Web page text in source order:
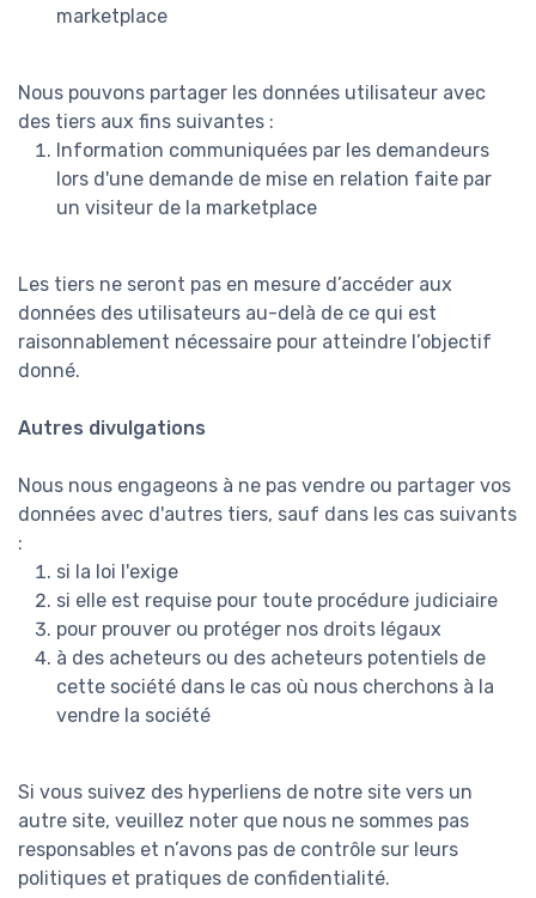
marketplace
Nous pouvons partager les données utilisateur avec
des tiers aux fins suivantes :
Information communiquées par les demandeurs
lors d'une demande de mise en relation faite par
un visiteur de la marketplace
Les tiers ne seront pas en mesure d’accéder aux
données des utilisateurs au-delà de ce qui est
raisonnablement nécessaire pour atteindre l’objectif
donné.
Autres divulgations
Nous nous engageons à ne pas vendre ou partager vos
données avec d'autres tiers, sauf dans les cas suivants
:
si la loi l'exige
si elle est requise pour toute procédure judiciaire
pour prouver ou protéger nos droits légaux
à des acheteurs ou des acheteurs potentiels de
cette société dans le cas où nous cherchons à la
vendre la société
Si vous suivez des hyperliens de notre site vers un
autre site, veuillez noter que nous ne sommes pas
responsables et n’avons pas de contrôle sur leurs
politiques et pratiques de confidentialité.